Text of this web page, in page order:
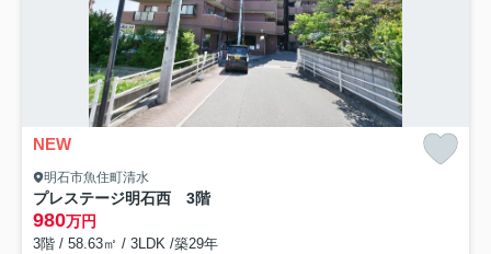
NEW
明石市魚住町清水
プレステージ明石西 3階
980万円
3階 / 58.63㎡ / 3LDK /築29年